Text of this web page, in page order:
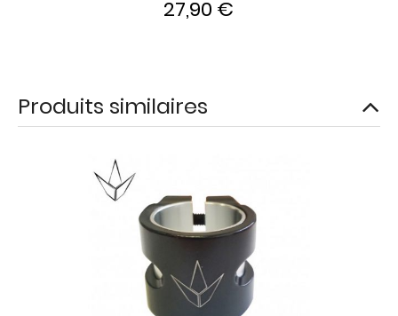
27,90 €
Produits similaires